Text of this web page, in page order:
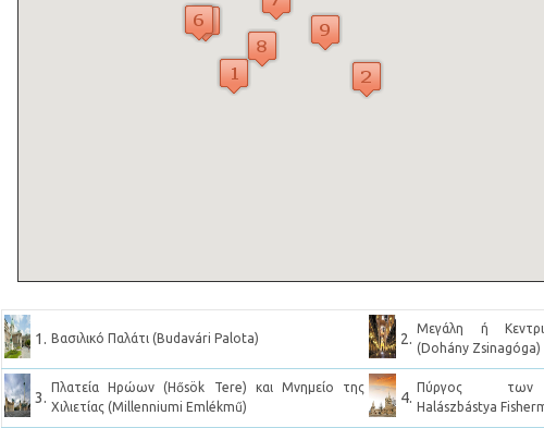
1. Βασιλικό Παλάτι (Budavári Palota) 2.
Μεγάλη ή
(Dohány Zsinagóga)
3.
Πλατεία Ηρώων (Hősök Tere) και Μνημείο της
Χιλιετίας (Millenniumi Emlékmű)
4.
Πύργος
Halászbástya